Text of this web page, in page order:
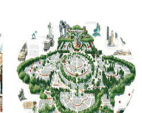
producto
tiene
múltiples
variantes.
Las